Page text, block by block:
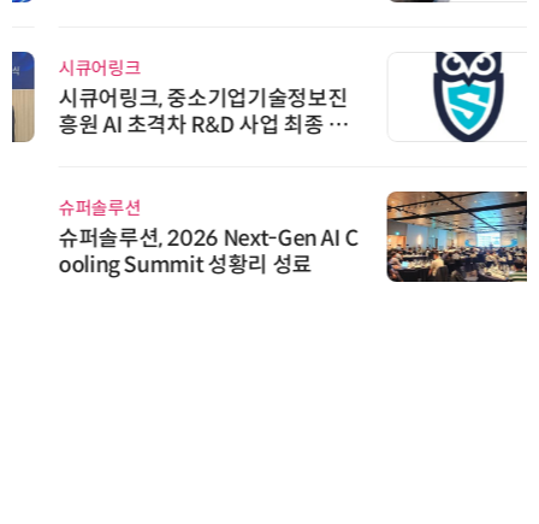
시큐어링크
시큐어링크, 중소기업기술정보진
흥원 AI 초격차 R&D 사업 최종 선
슈퍼솔루션
슈퍼솔루션, 2026 Next-Gen AI C
ooling Summit 성황리 성료